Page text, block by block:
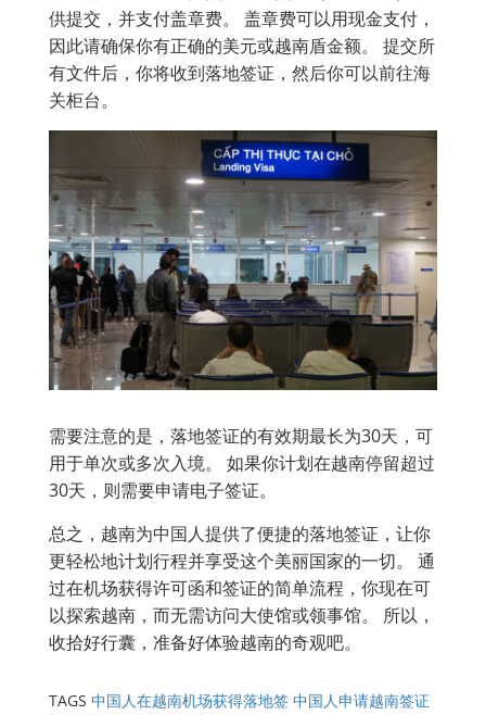
供提交，并支付盖章费。 盖章费可以用现金支付，
因此请确保你有正确的美元或越南盾金额。 提交所
有文件后，你将收到落地签证，然后你可以前往海
关柜台。
需要注意的是，落地签证的有效期最长为30天，可
用于单次或多次入境。 如果你计划在越南停留超过
30天，则需要申请电子签证。
总之，越南为中国人提供了便捷的落地签证，让你
更轻松地计划行程并享受这个美丽国家的一切。 通
过在机场获得许可函和签证的简单流程，你现在可
以探索越南，而无需访问大使馆或领事馆。 所以，
收拾好行囊，准备好体验越南的奇观吧。
TAGS 中国人在越南机场获得落地签 中国人申请越南签证